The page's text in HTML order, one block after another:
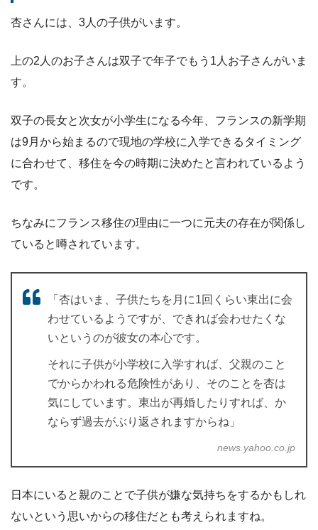
杏さんには、3人の子供がいます。
上の2人のお子さんは双子で年子でもう1人お子さんがいま
す。
双子の長女と次女が小学生になる今年、フランスの新学期
は9月から始まるので現地の学校に入学できるタイミング
に合わせて、移住を今の時期に決めたと言われているよう
です。
ちなみにフランス移住の理由に一つに元夫の存在が関係し
ていると噂されています。
「杏はいま、子供たちを月に1回くらい東出に会
わせているようですが、できれば会わせたくな
いというのが彼女の本心です。
それに子供が小学校に入学すれば、父親のこと
でからかわれる危険性があり、そのことを杏は
気にしています。東出が再婚したりすれば、か
ならず過去がぶり返されますからね」
news.yahoo.co.jp
日本にいると親のことで子供が嫌な気持ちをするかもしれ
ないという思いからの移住だとも考えられますね。